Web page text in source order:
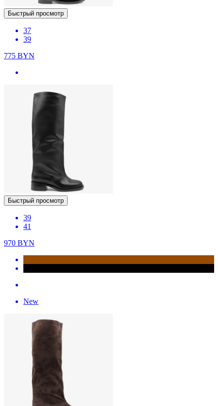
Быстрый просмотр
37
39
775 BYN
Быстрый просмотр
39
41
970 BYN
New